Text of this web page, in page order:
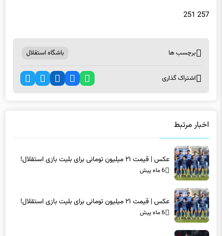
257 251
برچسب ها باشگاه استقلال
اشتراک گذاری
اخبار مرتبط
عکس | قیمت ۲۱ میلیون تومانی برای بلیت بازی استقلال!
6 ماه پیش
عکس | قیمت ۲۱ میلیون تومانی برای بلیت بازی استقلال!
6 ماه پیش